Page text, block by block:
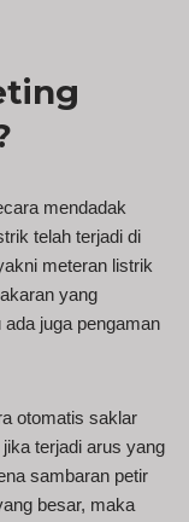
mendadak
telah terjadi di
meteran listrik
yang
juga pengaman
otomatis saklar
terjadi arus yang
sambaran petir
besar, maka